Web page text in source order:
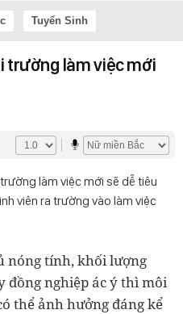
Tuyển Sinh
trường làm việc mới
làm việc mới sẽ dễ tiêu
viên ra trường vào làm việc
nóng tính, khối lượng
đồng nghiệp ác ý thì môi
thể ảnh hưởng đáng kể